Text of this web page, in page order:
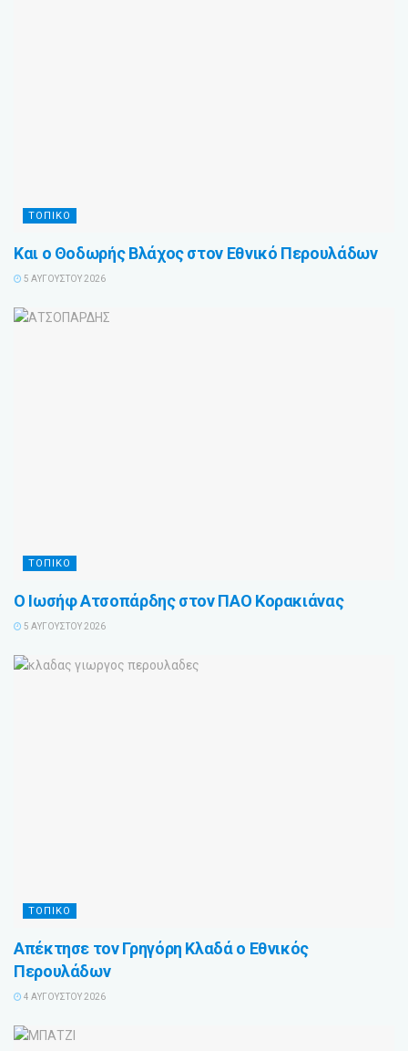
ΤΟΠΙΚΟ
Και ο Θοδωρής Βλάχος στον Εθνικό Περουλάδων
5 ΑΥΓΟΎΣΤΟΥ 2026
ΤΟΠΙΚΟ
Ο Ιωσήφ Ατσοπάρδης στον ΠΑΟ Κορακιάνας
5 ΑΥΓΟΎΣΤΟΥ 2026
ΤΟΠΙΚΟ
Απέκτησε τον Γρηγόρη Κλαδά ο Εθνικός
Περουλάδων
4 ΑΥΓΟΎΣΤΟΥ 2026